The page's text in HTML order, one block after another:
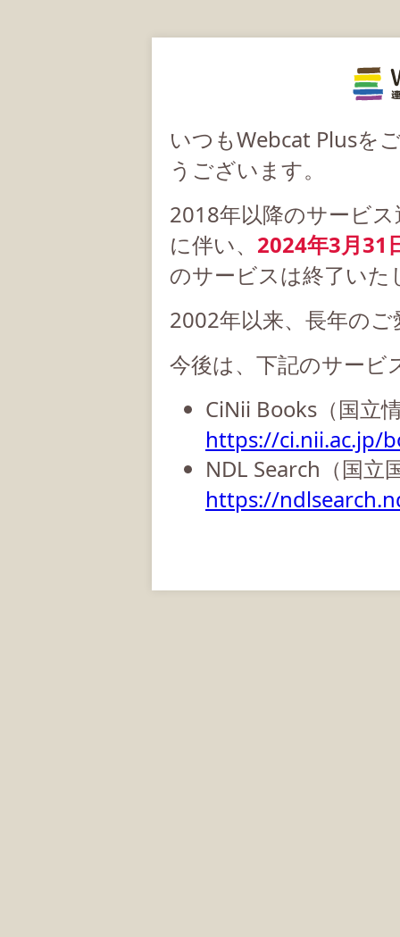
いつもWebcat Plusを
うございます。
2018年以降のサービ
に伴い、 2024年3月31
のサービスは終了いた
2002年以来、長年の
今後は、下記のサービ
CiNii Books（国立
https://ci.nii.ac.jp/
NDL Search（国立
https://